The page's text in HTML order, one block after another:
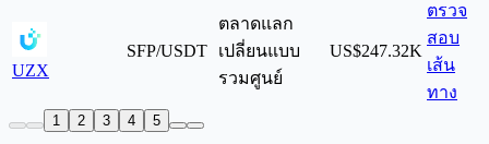
UZX
SFP/USDT
ตลาดแลก
เปลี่ยนแบบ
รวมศูนย์
US$247.32K
ตรวจ
สอบ
เส้น
ทาง
1 2 3 4 5